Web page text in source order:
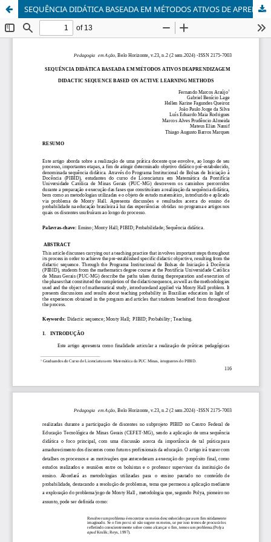
SEQUÊNCIA DIDÁTICA BASEADA EM MÉTODOS ATIVOS DE APRENDIZAGEM